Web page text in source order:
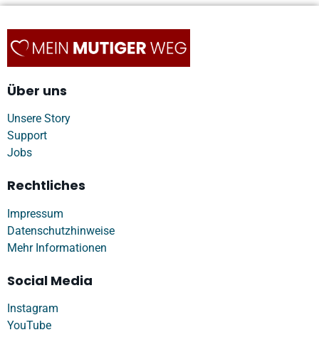
Über uns
Unsere Story
Support
Jobs
Rechtliches
Impressum
Datenschutzhinweise
Mehr Informationen
Social Media
Instagram
YouTube